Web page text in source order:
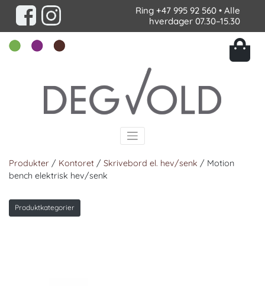
Ring +47 995 92 560 • Alle
hverdager 07.30–15.30
Produkter / Kontoret / Skrivebord el. hev/senk / Motion
bench elektrisk hev/senk
Produktkategorier